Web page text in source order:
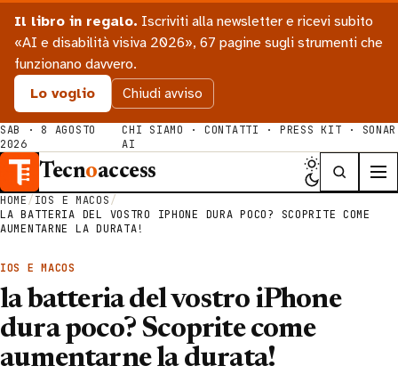
Il libro in regalo. Iscriviti alla newsletter e ricevi subito
«AI e disabilità visiva 2026», 67 pagine sugli strumenti che
funzionano davvero.
Lo voglio
Chiudi avviso
SAB · 8 AGOSTO
2026
CHI SIAMO · CONTATTI · PRESS KIT · SONAR
AI
Tecnoaccess
HOME/IOS E MACOS/
LA BATTERIA DEL VOSTRO IPHONE DURA POCO? SCOPRITE COME
AUMENTARNE LA DURATA!
IOS E MACOS
la batteria del vostro iPhone
dura poco? Scoprite come
aumentarne la durata!